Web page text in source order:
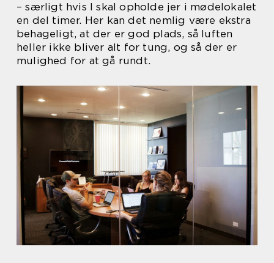
– særligt hvis I skal opholde jer i mødelokalet
en del timer. Her kan det nemlig være ekstra
behageligt, at der er god plads, så luften
heller ikke bliver alt for tung, og så der er
mulighed for at gå rundt.